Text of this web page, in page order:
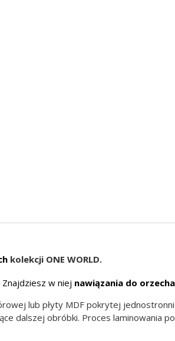
kolekcji ONE WORLD.
Znajdziesz w niej nawiązania do
lub płyty MDF pokrytej
dalszej obróbki. Proces laminowania